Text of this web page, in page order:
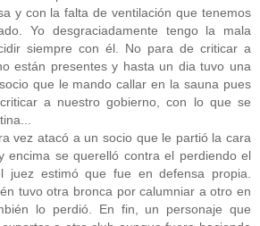
y con la falta de ventilación que tenemos
Yo desgraciadamente tengo la mala
siempre con él. No para de criticar a
están presentes y hasta un dia tuvo una
que le mando callar en la sauna pues
a nuestro gobierno, con lo que se
vez atacó a un socio que le partió la cara
encima se querelló contra el perdiendo el
juez estimó que fue en defensa propia.
tuvo otra bronca por calumniar a otro en
lo perdió. En fin, un personaje que